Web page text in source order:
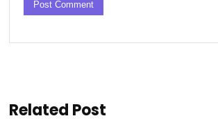
Related Post